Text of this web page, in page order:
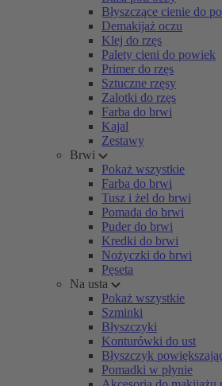
Błyszczące cienie do
Demakijaż oczu
Klej do rzęs
Palety cieni do powiek
Primer do rzęs
Sztuczne rzęsy
Zalotki do rzęs
Farba do brwi
Kajal
Zestawy
Brwi
Pokaż wszystkie
Farba do brwi
Tusz i żel do brwi
Pomada do brwi
Puder do brwi
Kredki do brwi
Nożyczki do brwi
Pęseta
Na usta
Pokaż wszystkie
Szminki
Błyszczyki
Konturówki do ust
Błyszczyk
Pomadki w płynie